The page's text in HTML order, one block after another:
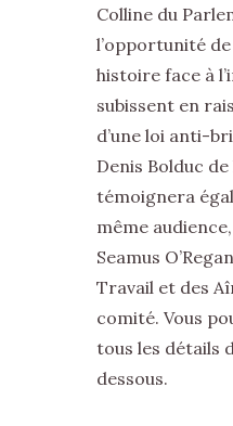
Colline du
l’opportunité
histoire face à
subissent en
d’une loi anti-
Denis Bolduc de
témoignera
même
Seamus
Travail et des
comité. Vous
tous les détails
dessous.